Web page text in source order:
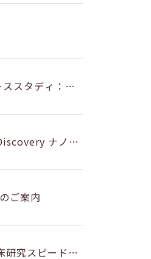
スタディ：創
ナノデ
ご案内
究スピードを